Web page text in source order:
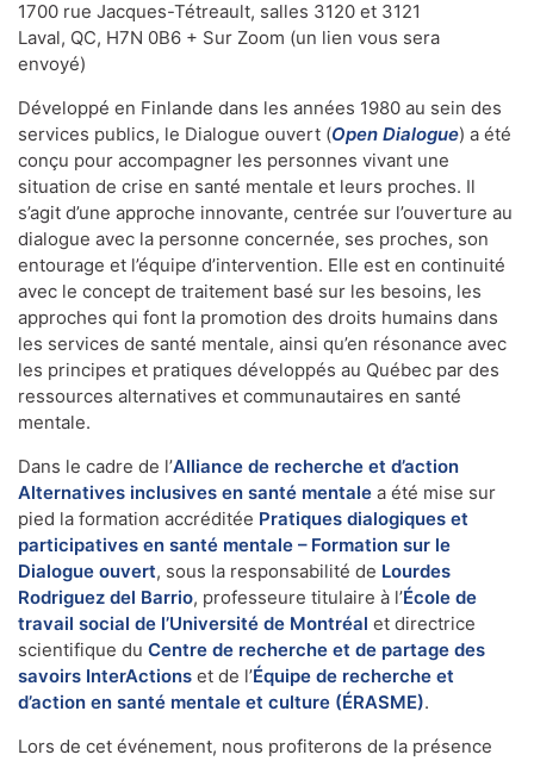
1700 rue Jacques-Tétreault, salles 3120 et 3121
Laval, QC, H7N 0B6 + Sur Zoom (un lien vous sera
envoyé)
Développé en Finlande dans les années 1980 au sein des
services publics, le Dialogue ouvert (Open Dialogue) a été
conçu pour accompagner les personnes vivant une
situation de crise en santé mentale et leurs proches. Il
s’agit d’une approche innovante, centrée sur l’ouverture au
dialogue avec la personne concernée, ses proches, son
entourage et l’équipe d’intervention. Elle est en continuité
avec le concept de traitement basé sur les besoins, les
approches qui font la promotion des droits humains dans
les services de santé mentale, ainsi qu’en résonance avec
les principes et pratiques développés au Québec par des
ressources alternatives et communautaires en santé
mentale.
Dans le cadre de l’Alliance de recherche et d’action
Alternatives inclusives en santé mentale a été mise sur
pied la formation accréditée Pratiques dialogiques et
participatives en santé mentale – Formation sur le
Dialogue ouvert, sous la responsabilité de Lourdes
Rodriguez del Barrio, professeure titulaire à l’École de
travail social de l’Université de Montréal et directrice
scientifique du Centre de recherche et de partage des
savoirs InterActions et de l’Équipe de recherche et
d’action en santé mentale et culture (ÉRASME).
Lors de cet événement, nous profiterons de la présence